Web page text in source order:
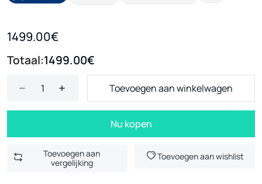
1499.00€
Totaal:1499.00€
Toevoegen aan winkelwagen
Nu kopen
Toevoegen aan
vergelijking
Toevoegen aan wishlist